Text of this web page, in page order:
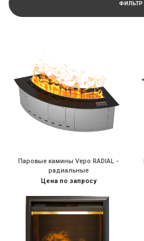
ФИЛЬТР
Паровые камины Vepo RADIAL -
радиальные
Цена по запросу